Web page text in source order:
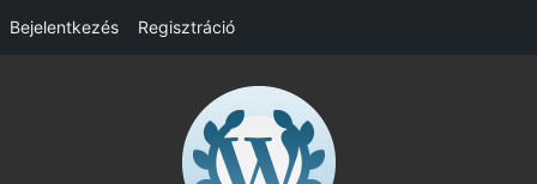
Bejelentkezés Regisztráció